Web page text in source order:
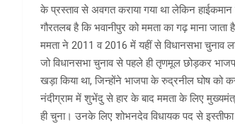
के प्रस्ताव से अवगत कराया गया था लेकिन
गौरतलब है कि भवानीपुर को ममता का गढ़ माना जाता
ममता ने 2011 व 2016 में यहीं से विधानसभा चुनाव
जो विधानसभा चुनाव से पहले ही तृणमूल छोड़कर
खड़ा किया था, जिन्होंने भाजपा के रुद्रनील घोष को
नंदीग्राम में शुभेंदु से हार के बाद ममता के लिए
ही चुना। उनके लिए शोभनदेव विधायक पद से